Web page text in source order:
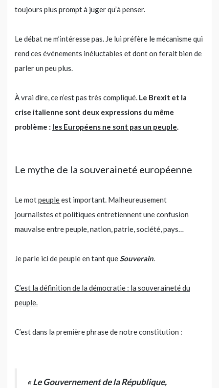
toujours plus prompt à juger qu’à penser.
Le débat ne m’intéresse pas. Je lui préfère le mécanisme qui
rend ces événements inéluctables et dont on ferait bien de
parler un peu plus.
À vrai dire, ce n’est pas très compliqué. Le Brexit et la
crise italienne sont deux expressions du même
problème : les Européens ne sont pas un peuple.
Le mythe de la souveraineté européenne
Le motpeupleest important. Malheureusement
journalistes et politiques entretiennent une confusion
mauvaise entre peuple, nation, patrie, société, pays…
Je parle ici de peuple en tant queSouverain.
C’est la définition de la démocratie : la souveraineté du
peuple.
C’est dans la première phrase de notre constitution :
« Le Gouvernement de la République,